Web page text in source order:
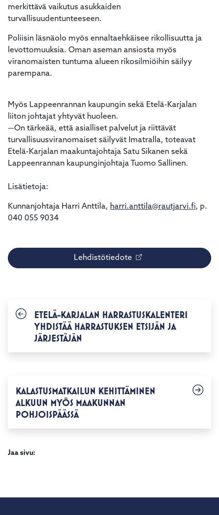
merkittävä vaikutus asukkaiden
turvallisuudentunteeseen.
Poliisin läsnäolo myös ennaltaehkäisee rikollisuutta ja
levottomuuksia. Oman aseman ansiosta myös
viranomaisten tuntuma alueen rikosilmiöihin säilyy
parempana.
Myös Lappeenrannan kaupungin sekä Etelä-Karjalan
liiton johtajat yhtyvät huoleen.
—On tärkeää, että asialliset palvelut ja riittävät
turvallisuusviranomaiset säilyvät Imatralla, toteavat
Etelä-Karjalan maakuntajohtaja Satu Sikanen sekä
Lappeenrannan kaupunginjohtaja Tuomo Sallinen.
Lisätietoja:
Kunnanjohtaja Harri Anttila, harri.anttila@rautjarvi.fi, p.
040 055 9034
Lehdistötiedote
ETELÄ-KARJALAN HARRASTUSKALENTERI
YHDISTÄÄ HARRASTUKSEN ETSIJÄN JA
JÄRJESTÄJÄN
KALASTUSMATKAILUN KEHITTÄMINEN
ALKUUN MYÖS MAAKUNNAN
POHJOISPÄÄSSÄ
Jaa sivu: